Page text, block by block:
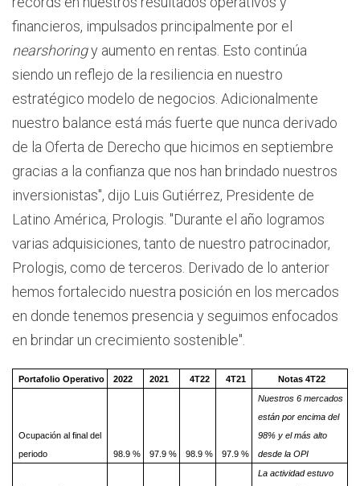
financieros, impulsados principalmente por el
nearshoringy aumento en rentas. Esto continúa
siendo un reflejo de la resiliencia en nuestro
estratégico modelo de negocios. Adicionalmente
nuestro balance está más fuerte que nunca derivado
de la Oferta de Derecho que hicimos en septiembre
gracias a la confianza que nos han brindado nuestros
inversionistas", dijo Luis Gutiérrez, Presidente de
Latino América, Prologis. "Durante el año logramos
varias adquisiciones, tanto de nuestro patrocinador,
Prologis, como de terceros. Derivado de lo anterior
hemos fortalecido nuestra posición en los mercados
en donde tenemos presencia y seguimos enfocados
en brindar un crecimiento sostenible".
Portafolio Operativo 2022 2021 4T22 4T21 Notas 4T22
Ocupación al final del
periodo
98.9 % 97.9 % 98.9 % 97.9 %
Nuestros 6 mercados
están por encima del
98% y el más alto
desde la OPI
La actividad estuvo